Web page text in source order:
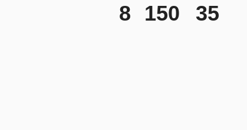
8 150 35